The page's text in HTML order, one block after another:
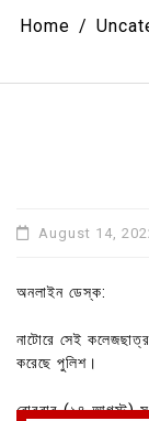
Home
August 14,
অনলাইন ডেস্ক:
নাটোরে সেই
করেছে পুলিশ।
রোববার (১৪ আগস্ট)